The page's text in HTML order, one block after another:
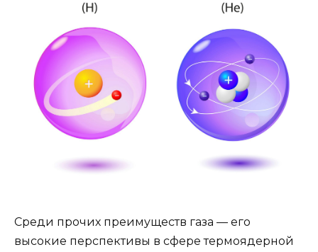
Среди прочих преимуществ газа — его
высокие перспективы в сфере термоядерной